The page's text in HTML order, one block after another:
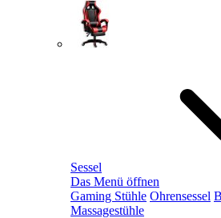
Sessel
Das Menü öffnen
Gaming Stühle Ohrensessel
Massagestühle